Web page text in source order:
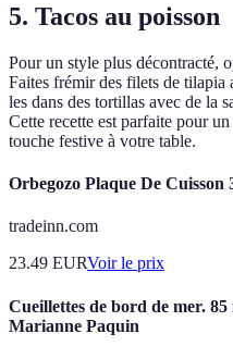
5. Tacos au poisson
Pour un style plus décontracté,
Faites frémir des filets de tilapia
les dans des tortillas avec de la
Cette recette est parfaite pour
touche festive à votre table.
Orbegozo Plaque De Cuisson
tradeinn.com
23.49 EURVoir le prix
Cueillettes de bord de mer. 85
Marianne Paquin